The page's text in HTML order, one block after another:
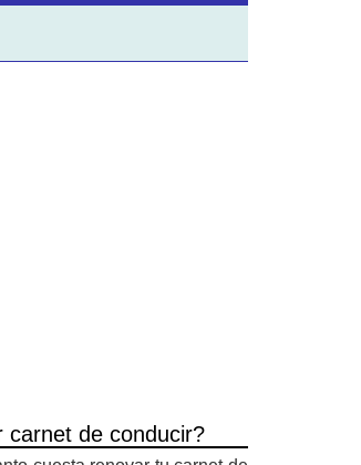
carnet de conducir?